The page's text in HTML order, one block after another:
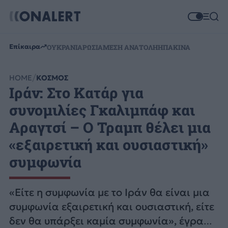
Επίκαιρα ΟΥΚΡΑΝΙΑΡΩΣΙΑΜΕΣΗ ΑΝΑΤΟΛΗΗΠΑΚΙΝΑ
HOME ΚΟΣΜΟΣ
Ιράν: Στο Κατάρ για
συνομιλίες Γκαλιμπάφ και
Αραγτσί – Ο Τραμπ θέλει μια
«εξαιρετική και ουσιαστική»
συμφωνία
«Είτε η συμφωνία με το Ιράν θα είναι μια
συμφωνία εξαιρετική και ουσιαστική, είτε
δεν θα υπάρξει καμία συμφωνία», έγραψε